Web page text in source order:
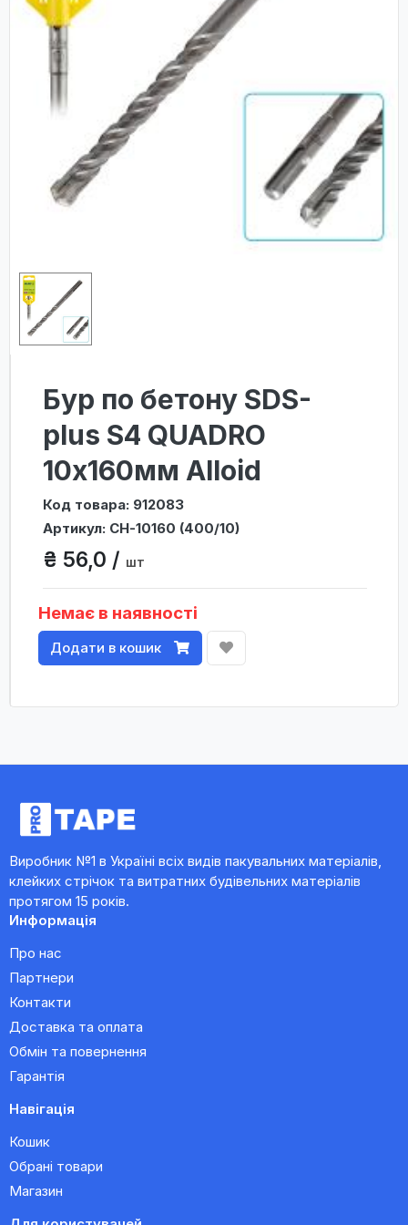
Бур по бетону SDS-
plus S4 QUADRO
10x160мм Alloid
Код товара: 912083
Артикул: CH-10160 (400/10)
₴ 56,0 / шт
Немає в наявності
Додати в кошик
Виробник №1 в Україні всіх видів пакувальних матеріалів,
клейких стрічок та витратних будівельних матеріалів
протягом 15 років.
Информація
Про нас
Партнери
Контакти
Доставка та оплата
Обмін та повернення
Гарантія
Навігація
Кошик
Обрані товари
Магазин